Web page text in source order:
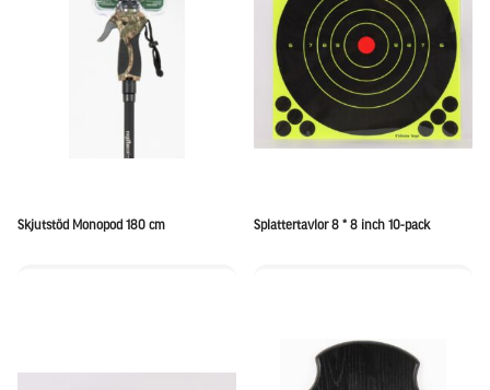
Skjutstöd Monopod 180 cm Splattertavlor 8 * 8 inch 10-pack